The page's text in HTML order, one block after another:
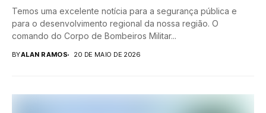
Temos uma excelente notícia para a segurança pública e
para o desenvolvimento regional da nossa região. O
comando do Corpo de Bombeiros Militar...
BYALAN RAMOS 20 DE MAIO DE 2026